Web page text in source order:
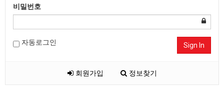
비밀번호
자동로그인 Sign In
회원가입 정보찾기